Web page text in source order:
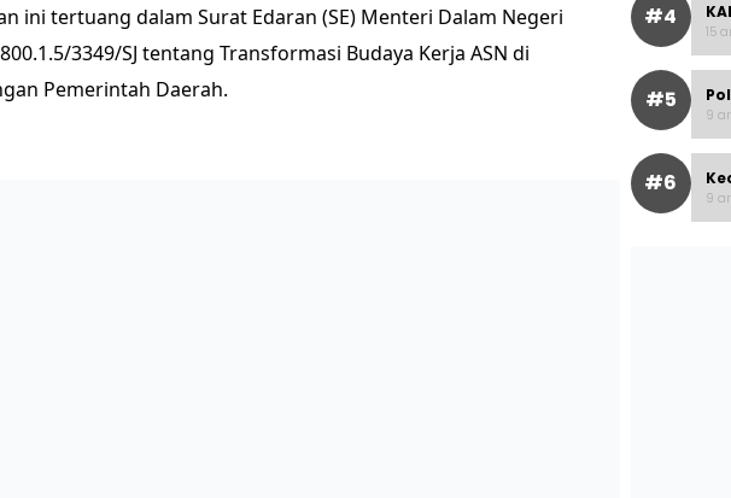
ini tertuang dalam Surat Edaran (SE) Menteri Dalam Negeri
3349/SJ tentang Transformasi Budaya Kerja ASN di
Pemerintah Daerah.
#4
15
#5
9
#6
9